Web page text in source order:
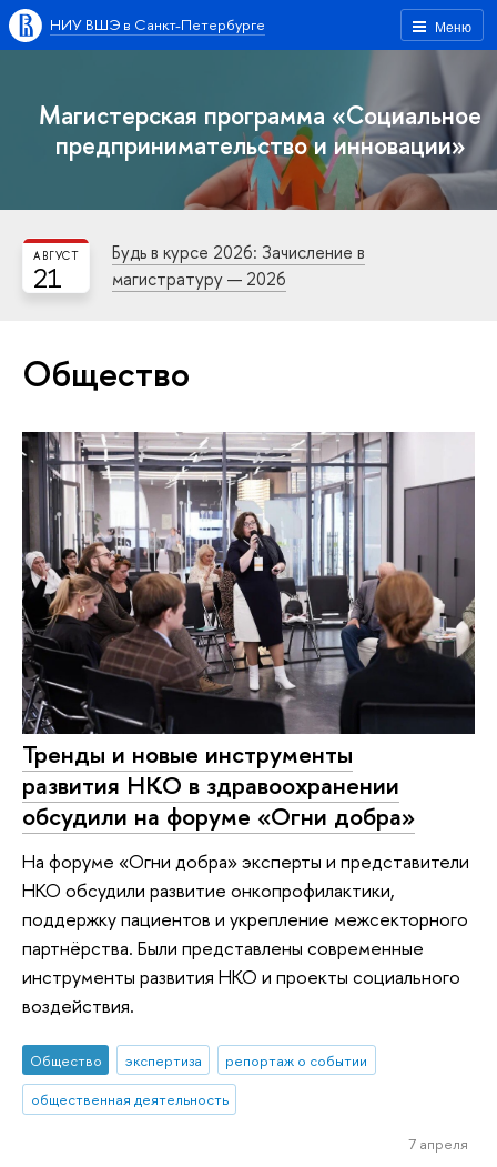
Меню
НИУ ВШЭ в Санкт-Петербурге
Магистерская программа «Социальное
предпринимательство и инновации»
21
АВГУСТ
Будь в курсе 2026: Зачисление в
магистратуру — 2026
Общество
Тренды и новые инструменты
развития НКО в здравоохранении
обсудили на форуме «Огни добра»
На форуме «Огни добра» эксперты и представители
НКО обсудили развитие онкопрофилактики,
поддержку пациентов и укрепление межсекторного
партнёрства. Были представлены современные
инструменты развития НКО и проекты социального
воздействия.
Общество экспертиза
репортаж о событии
общественная деятельность
7 апреля